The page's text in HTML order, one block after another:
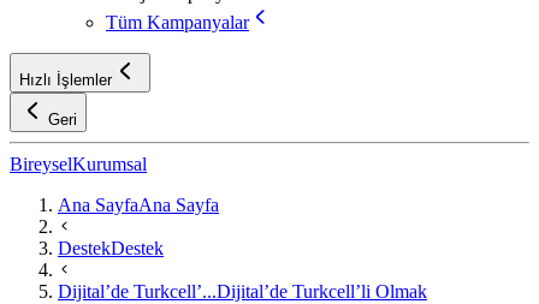
Tüm Kampanyalar
Hızlı İşlemler
Geri
BireyselKurumsal
Ana SayfaAna Sayfa
DestekDestek
Dijital’de Turkcell’...Dijital’de Turkcell’li Olmak